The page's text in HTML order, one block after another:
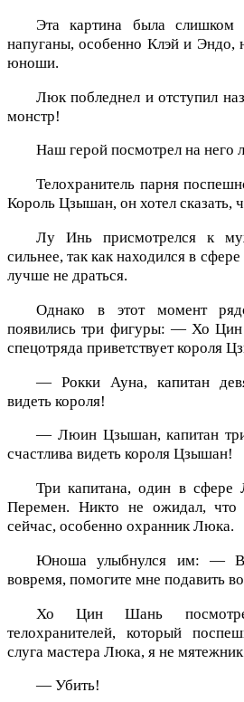
Эта картина была слишком
напуганы, особенно Клэй и Эндо,
юноши.
Люк побледнел и отступил
монстр!
Наш герой посмотрел на него
Телохранитель парня
Король Цзышан, он хотел сказать,
Лу Инь присмотрелся к
сильнее, так как находился в
лучше не драться.
Однако в этот момент
появились три фигуры: — Хо Цин
спецотряда приветствует короля
— Рокки Ауна, капитан
видеть короля!
— Люин Цзышан, капитан
счастлива видеть короля Цзышан!
Три капитана, один в
Перемен. Никто не ожидал, что
сейчас, особенно охранник Люка.
Юноша улыбнулся им: —
вовремя, помогите мне подавить
Хо Цин Шань
телохранителей, который
слуга мастера Люка, я не
— Убить!